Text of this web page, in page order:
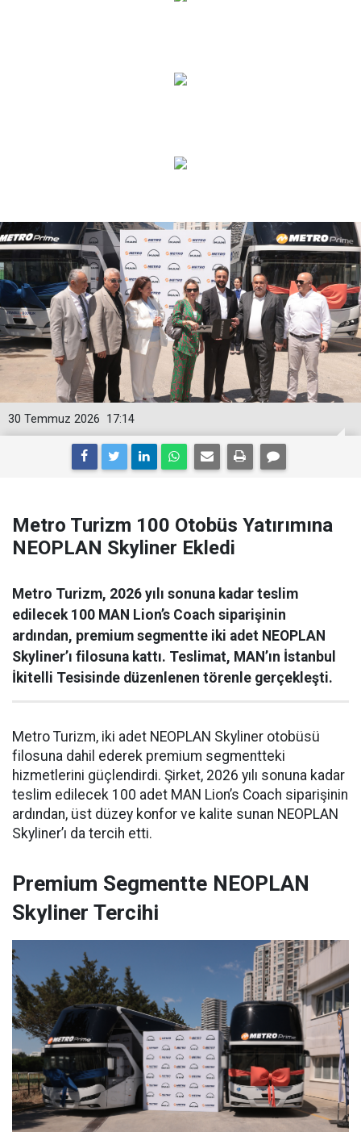
17:14
30 Temmuz 2026
Metro Turizm 100 Otobüs Yatırımına
NEOPLAN Skyliner Ekledi
Metro Turizm, 2026 yılı sonuna kadar teslim
edilecek 100 MAN Lion’s Coach siparişinin
ardından, premium segmentte iki adet NEOPLAN
Skyliner’ı filosuna kattı. Teslimat, MAN’ın İstanbul
İkitelli Tesisinde düzenlenen törenle gerçekleşti.
Metro Turizm, iki adet NEOPLAN Skyliner otobüsü
filosuna dahil ederek premium segmentteki
hizmetlerini güçlendirdi. Şirket, 2026 yılı sonuna kadar
teslim edilecek 100 adet MAN Lion’s Coach siparişinin
ardından, üst düzey konfor ve kalite sunan NEOPLAN
Skyliner’ı da tercih etti.
Premium Segmentte NEOPLAN
Skyliner Tercihi